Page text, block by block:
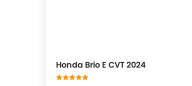
Honda Brio E CVT 2024